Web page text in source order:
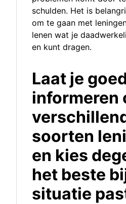
schulden. Het is
om te gaan met
lenen wat je
en kunt dragen.
Laat je
informeren
soorten
en kies
het beste
situatie